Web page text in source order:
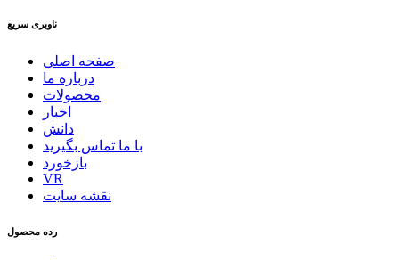
ناوبری سریع
صفحه اصلی
درباره ما
محصولات
اخبار
دانش
با ما تماس بگیرید
بازخورد
VR
نقشه سایت
رده محصول